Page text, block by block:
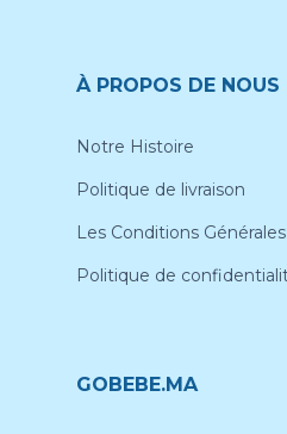
À PROPOS DE NOUS
Notre Histoire
Politique de livraison
Les Conditions
Politique de
GOBEBE.MA